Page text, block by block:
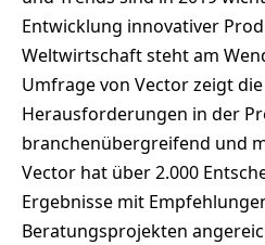
Entwicklung innovativer
Weltwirtschaft steht am
Umfrage von Vector zeigt
Herausforderungen in der
branchenübergreifend und
Vector hat über 2.000
Ergebnisse mit
Beratungsprojekten